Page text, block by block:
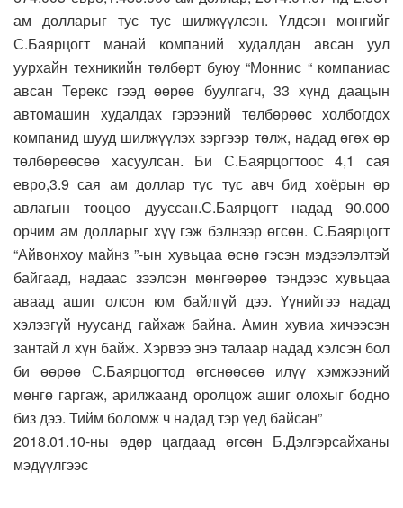
ам долларыг тус тус шилжүүлсэн. Үлдсэн мөнгийг
С.Баярцогт манай компаний худалдан авсан уул
уурхайн техникийн төлбөрт буюу “Моннис “ компаниас
авсан Терекс гээд өөрөө буулгагч, 33 хүнд даацын
автомашин худалдах гэрээний төлбөрөөс холбогдох
компанид шууд шилжүүлэх зэргээр төлж, надад өгөх өр
төлбөрөөсөө хасуулсан. Би С.Баярцогтоос 4,1 сая
евро,3.9 сая ам доллар тус тус авч бид хоёрын өр
авлагын тооцоо дууссан.С.Баярцогт надад 90.000
орчим ам долларыг хүү гэж бэлнээр өгсөн. С.Баярцогт
“Айвонхоу майнз ”-ын хувьцаа өснө гэсэн мэдээлэлтэй
байгаад, надаас зээлсэн мөнгөөрөө тэндээс хувьцаа
аваад ашиг олсон юм байлгүй дээ. Үүнийгээ надад
хэлээгүй нуусанд гайхаж байна. Амин хувиа хичээсэн
зантай л хүн байж. Хэрвээ энэ талаар надад хэлсэн бол
би өөрөө С.Баярцогтод өгснөөсөө илүү хэмжээний
мөнгө гаргаж, арилжаанд оролцож ашиг олохыг бодно
биз дээ. Тийм боломж ч надад тэр үед байсан”
2018.01.10-ны өдөр цагдаад өгсөн Б.Дэлгэрсайханы
мэдүүлгээс